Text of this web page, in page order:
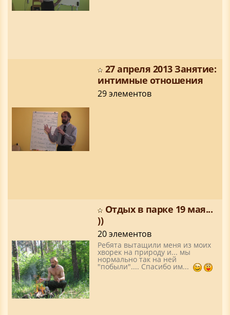
27 апреля 2013 Занятие:
интимные отношения
29 элементов
Отдых в парке 19 мая...
))
20 элементов
Ребята вытащили меня из моих
хворек на природу и... мы
нормально так на ней
"побыли".... Спасибо им...